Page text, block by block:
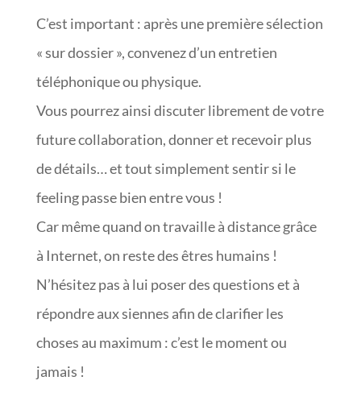
C’est important : après une première sélection
« sur dossier », convenez d’un entretien
téléphonique ou physique.
Vous pourrez ainsi discuter librement de votre
future collaboration, donner et recevoir plus
de détails… et tout simplement sentir si le
feeling passe bien entre vous !
Car même quand on travaille à distance grâce
à Internet, on reste des êtres humains !
N’hésitez pas à lui poser des questions et à
répondre aux siennes afin de clarifier les
choses au maximum : c’est le moment ou
jamais !